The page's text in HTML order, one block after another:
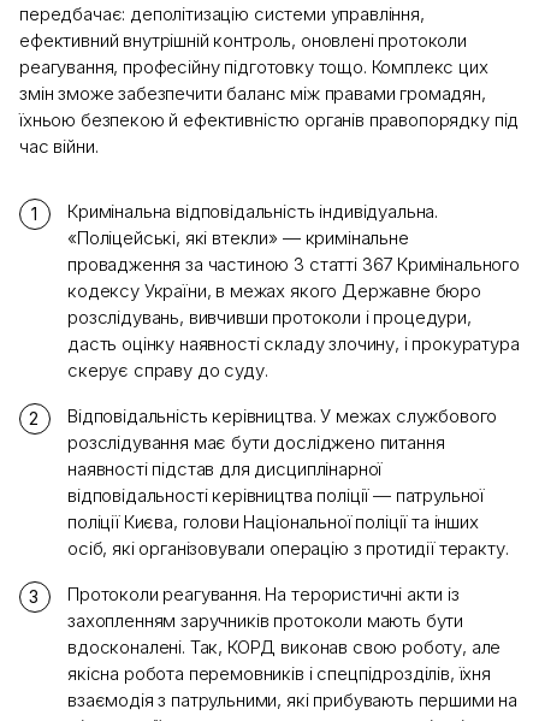
передбачає: деполітизацію системи управління,
ефективний внутрішній контроль, оновлені протоколи
реагування, професійну підготовку тощо. Комплекс цих
змін зможе забезпечити баланс між правами громадян,
їхньою безпекою й ефективністю органів правопорядку під
час війни.
Кримінальна відповідальність індивідуальна.
«Поліцейські, які втекли» — кримінальне
провадження за частиною 3 статті 367 Кримінального
кодексу України, в межах якого Державне бюро
розслідувань, вивчивши протоколи і процедури,
дасть оцінку наявності складу злочину, і прокуратура
скерує справу до суду.
Відповідальність керівництва. У межах службового
розслідування має бути досліджено питання
наявності підстав для дисциплінарної
відповідальності керівництва поліції — патрульної
поліції Києва, голови Національної поліції та інших
осіб, які організовували операцію з протидії теракту.
Протоколи реагування. На терористичні акти із
захопленням заручників протоколи мають бути
вдосконалені. Так, КОРД виконав свою роботу, але
якісна робота перемовників і спецпідрозділів, їхня
взаємодія з патрульними, які прибувають першими на